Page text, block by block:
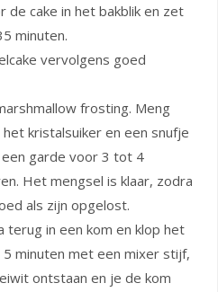
de cake in het bakblik en zet
minuten.
vervolgens goed
frosting. Meng
kristalsuiker en een snufje
garde voor 3 tot 4
Het mengsel is klaar, zodra
als zijn opgelost.
terug in een kom en klop het
minuten met een mixer stijf,
ontstaan en je de kom